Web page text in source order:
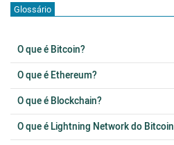
Glossário
O que é Bitcoin?
O que é Ethereum?
O que é Blockchain?
O que é Lightning Network do